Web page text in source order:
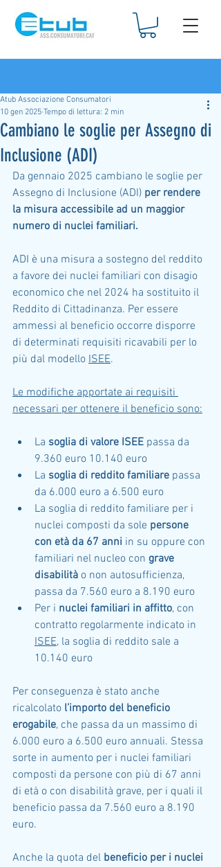
Cambiano le soglie per Assegno di
Inclusione (ADI)
Atub Associazione Consumatori
10 gen 2025 Tempo di lettura: 2 min
Da gennaio 2025 cambiano le soglie per
Assegno di Inclusione (ADI) per rendere
la misura accessibile ad un maggior
numero di nuclei familiari.
ADI è una misura a sostegno del reddito
a favore dei nuclei familiari con disagio
economico che nel 2024 ha sostituito il
Reddito di Cittadinanza. Per essere
ammessi al beneficio occorre disporre
di determinati requisiti ricavabili per lo
più dal modello ISEE.
Le modifiche apportate ai requisiti
necessari per ottenere il beneficio sono:
La soglia di valore ISEE passa da
9.360 euro 10.140 euro
La soglia di reddito familiare passa
da 6.000 euro a 6.500 euro
La soglia di reddito familiare per i
nuclei composti da sole persone
con età da 67 anni in su oppure con
familiari nel nucleo con grave
disabilità o non autosufficienza,
passa da 7.560 euro a 8.190 euro
Per i nuclei familiari in affitto, con
contratto regolarmente indicato in
ISEE, la soglia di reddito sale a
10.140 euro
Per conseguenza è stato anche
ricalcolato l’importo del beneficio
erogabile, che passa da un massimo di
6.000 euro a 6.500 euro annuali. Stessa
sorte in aumento per i nuclei familiari
composti da persone con più di 67 anni
di età o con disabilità grave, per i quali il
beneficio passa da 7.560 euro a 8.190
euro.
Anche la quota del beneficio per i nuclei